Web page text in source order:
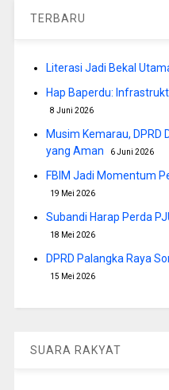
TERBARU
Literasi Jadi Bekal
Hap Baperdu:
8 Juni 2026
Musim Kemarau, DPRD
yang Aman
6 Juni 2026
FBIM Jadi Momentum
19 Mei 2026
Subandi Harap Perda
18 Mei 2026
DPRD Palangka Raya
15 Mei 2026
SUARA RAKYAT